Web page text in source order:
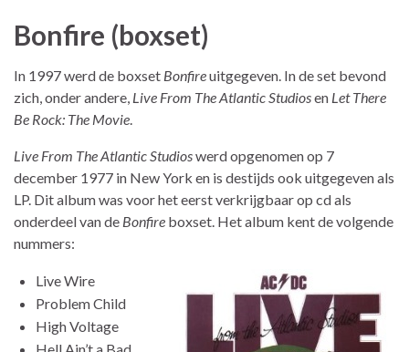
Bonfire (boxset)
In 1997 werd de boxset Bonfireuitgegeven. In de set bevond
zich, onder andere, Live From The Atlantic Studiosen Let There
Be Rock: The Movie.
Live From The Atlantic Studioswerd opgenomen op 7
december 1977 in New York en is destijds ook uitgegeven als
LP. Dit album was voor het eerst verkrijgbaar op cd als
onderdeel van de Bonfire boxset. Het album kent de volgende
nummers:
Live Wire
Problem Child
High Voltage